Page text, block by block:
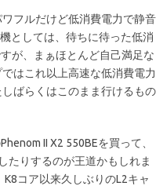
フルだけど低消費電力で静音
としては、待ちに待った低消
が、まぁほとんど自己満足な
はこれ以上高速な低消費電力
ばらくはこのまま行けるもの
II X2 550BEを買って、
たりするのが王道かもしれま
コア以来久しぶりのL2キャ